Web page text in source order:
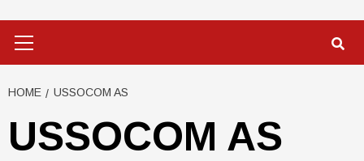
HOME USSOCOM AS
USSOCOM AS